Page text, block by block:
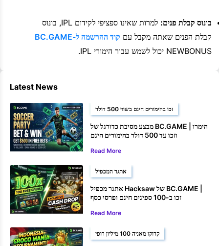
בונוס קבלת פנים:
למרות שאינו ספציפי לקידום IPL, בונוס
קבלת הפנים שאתה מקבל עם קוד ההרשמה ל-BC.GAME
NEWBONUS יכול לשמש עבור הימורי IPL.
Latest News
זכו בהימורים חינם בשווי 500 דולר
מבצע מסיבת כדורגל של BC.GAME | הימרו
וזכו עד 500 דולר בהימורים חינם
Read More
אתגר המכפיל
אתגר מכפיל Hacksaw של BC.GAME |
זכו ב-100 ספינים חינם ופרסי כסף
Read More
קרוקו מאניה 100 מיליון רופי